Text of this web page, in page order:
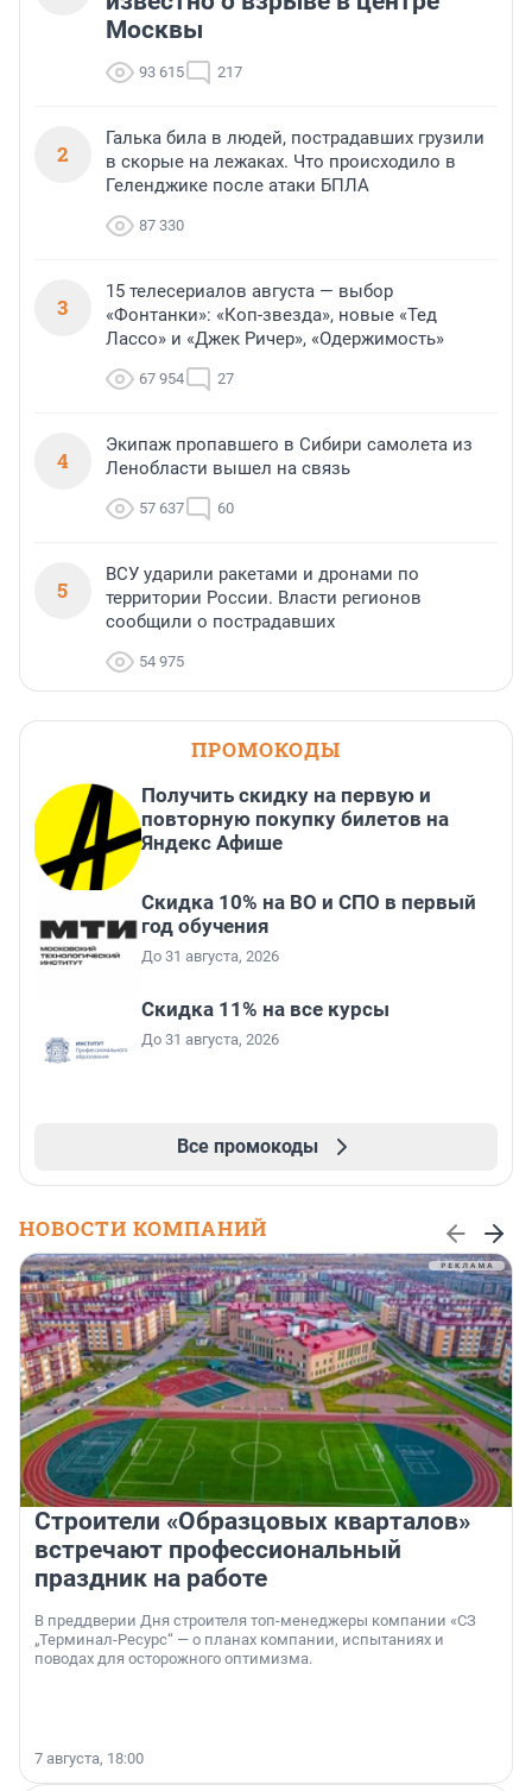
Москвы
93 615 217
2
Галька била в людей, пострадавших грузили
в скорые на лежаках. Что происходило в
Геленджике после атаки БПЛА
87 330
3
15 телесериалов августа — выбор
«Фонтанки»: «Коп-звезда», новые «Тед
Лассо» и «Джек Ричер», «Одержимость»
67 954 27
4
Экипаж пропавшего в Сибири самолета из
Ленобласти вышел на связь
57 637 60
5
ВСУ ударили ракетами и дронами по
территории России. Власти регионов
сообщили о пострадавших
54 975
ПРОМОКОДЫ
Получить скидку на первую и
повторную покупку билетов на
Яндекс Афише
Скидка 10% на ВО и СПО в первый
год обучения
До 31 августа, 2026
Скидка 11% на все курсы
До 31 августа, 2026
Все промокоды
НОВОСТИ КОМПАНИЙ
Строители «Образцовых кварталов»
встречают профессиональный
праздник на работе
В преддверии Дня строителя топ-менеджеры компании «СЗ
„Терминал-Ресурс“ — о планах компании, испытаниях и
поводах для осторожного оптимизма.
7 августа, 18:00